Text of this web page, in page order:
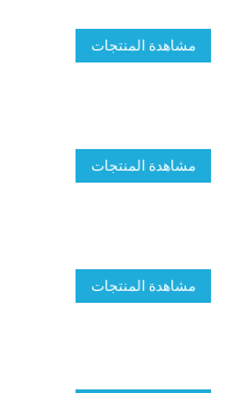
مشاهدة المنتجات
مشاهدة المنتجات
مشاهدة المنتجات